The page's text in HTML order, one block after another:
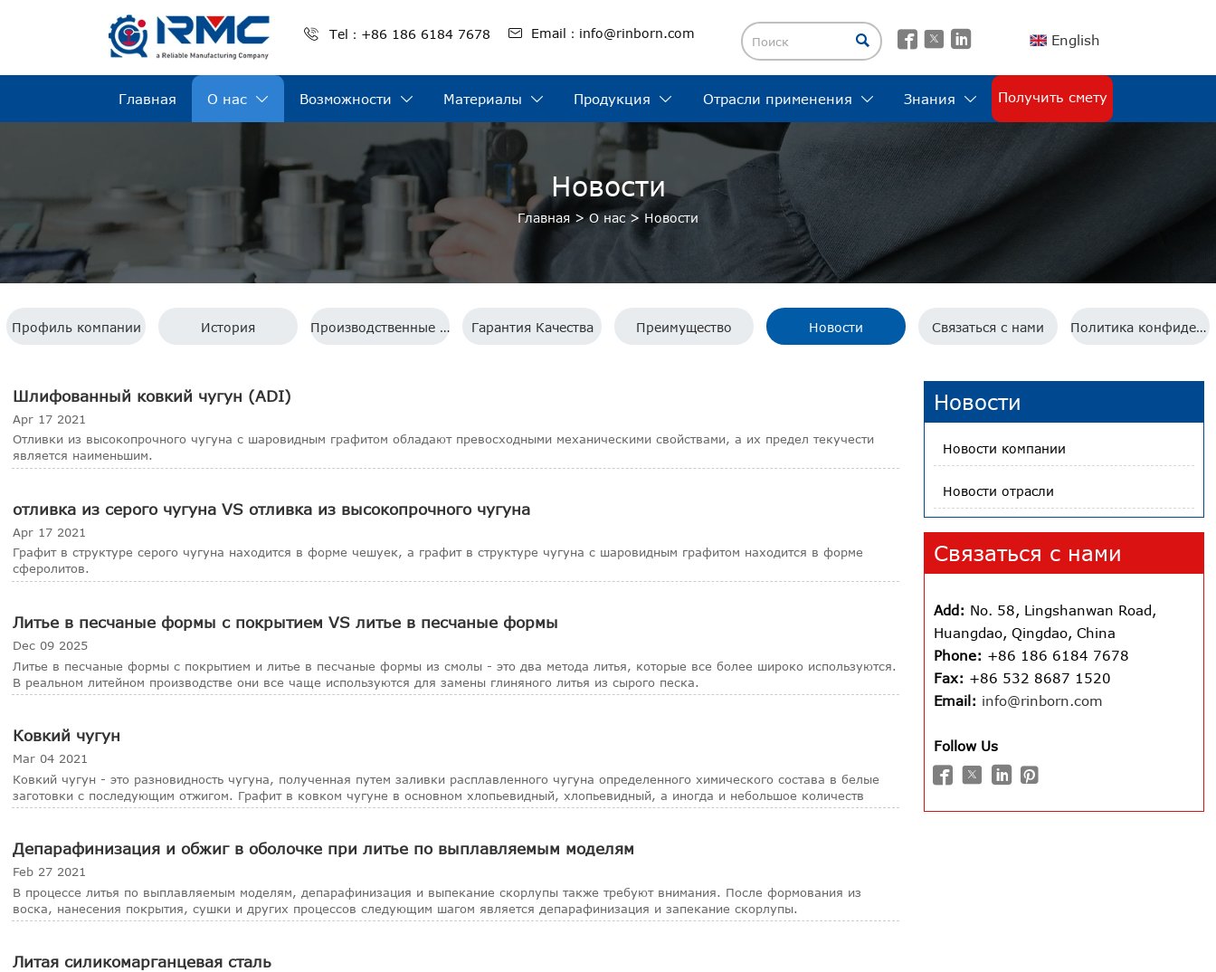
 Tel：+86 186 6184 7678  Email：info@rinborn.com     English
Главная О нас  Возможности  Материалы  Продукция  Отрасли применения  Знания  Получить смету
Новости
Главная >О нас> Новости
Профиль компании История Производственные мощности Гарантия Качества Преимущество Новости Связаться с нами Политика конфиденциальности
Шлифованный ковкий чугун (ADI)
Apr 17 2021
Отливки из высокопрочного чугуна с шаровидным графитом обладают превосходными механическими свойствами, а их предел текучести
является наименьшим.
отливка из серого чугуна VS отливка из высокопрочного чугуна
Apr 17 2021
Графит в структуре серого чугуна находится в форме чешуек, а графит в структуре чугуна с шаровидным графитом находится в форме
сферолитов.
Литье в песчаные формы с покрытием VS литье в песчаные формы
Dec 09 2025
Литье в песчаные формы с покрытием и литье в песчаные формы из смолы - это два метода литья, которые все более широко используются.
В реальном литейном производстве они все чаще используются для замены глиняного литья из сырого песка.
Ковкий чугун
Mar 04 2021
Ковкий чугун - это разновидность чугуна, полученная путем заливки расплавленного чугуна определенного химического состава в белые
заготовки с последующим отжигом. Графит в ковком чугуне в основном хлопьевидный, хлопьевидный, а иногда и небольшое количеств
Депарафинизация и обжиг в оболочке при литье по выплавляемым моделям
Feb 27 2021
В процессе литья по выплавляемым моделям, депарафинизация и выпекание скорлупы также требуют внимания. После формования из
воска, нанесения покрытия, сушки и других процессов следующим шагом является депарафинизация и запекание скорлупы.
Литая силикомарганцевая сталь
Новости
Новости компании
Новости отрасли
Связаться с нами
Add: No. 58, Lingshanwan Road,
Huangdao, Qingdao, China
Phone: +86 186 6184 7678
Fax: +86 532 8687 1520
Email: info@rinborn.com
Follow Us
   